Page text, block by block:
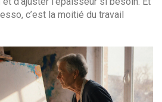
c’est la moitié du travail